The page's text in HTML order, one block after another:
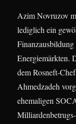
Azim Novruzov
lediglich ein
Energiemärkten.
dem Rosneft-
Ahmedzadeh
ehemaligen